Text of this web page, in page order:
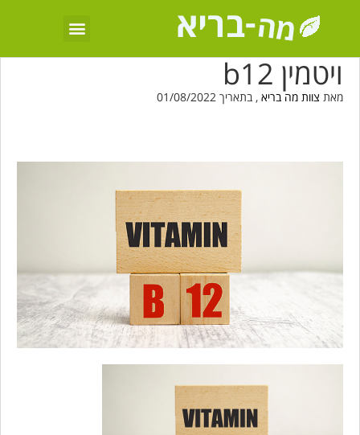
ויטמין b12
מאת צוות מה בריא , בתאריך 01/08/2022